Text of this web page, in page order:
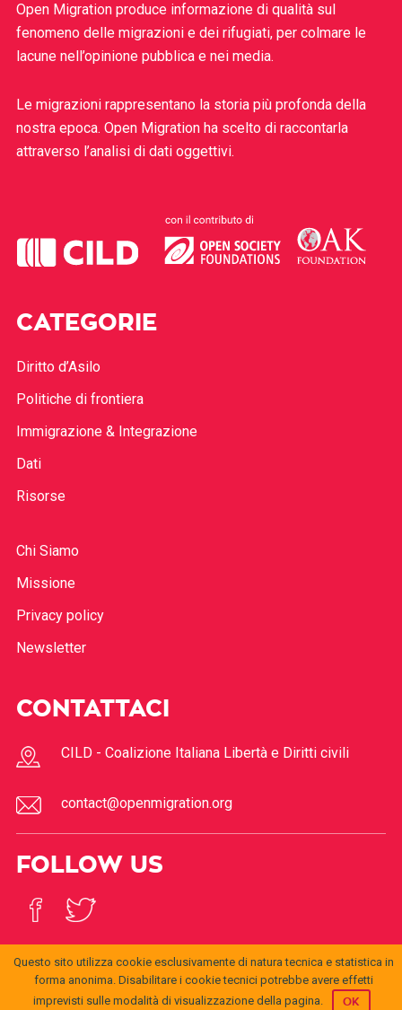
Open Migration produce informazione di qualità sul
fenomeno delle migrazioni e dei rifugiati, per colmare le
lacune nell’opinione pubblica e nei media.
Le migrazioni rappresentano la storia più profonda della
nostra epoca. Open Migration ha scelto di raccontarla
attraverso l’analisi di dati oggettivi.
CATEGORIE
Diritto d’Asilo
Politiche di frontiera
Immigrazione & Integrazione
Dati
Risorse
Chi Siamo
Missione
Privacy policy
Newsletter
CONTATTACI
CILD - Coalizione Italiana Libertà e Diritti civili
contact@openmigration.org
FOLLOW US
© 2017
Questo sito utilizza cookie esclusivamente di natura tecnica e statistica in
forma anonima. Disabilitare i cookie tecnici potrebbe avere effetti
imprevisti sulle modalità di visualizzazione della pagina.
OK